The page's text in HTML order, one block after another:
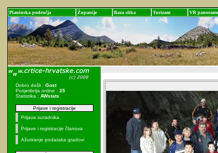
Planinska područja Županije Baza slika Turizam VR panorame
Dobro došli : Gost
Posjetitelja online : 25
Statistika : AWstats
Prijave i registracije
Prijava suradnika
Prijave i registracije članova
Ažuriranje podataka gradovi